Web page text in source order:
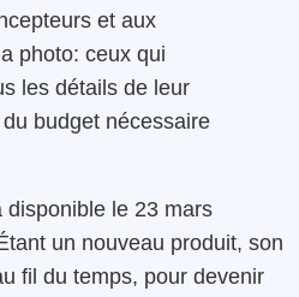
et aux
photo: ceux qui
les détails de leur
budget nécessaire
disponible le 23 mars
un nouveau produit, son
fil du temps, pour devenir